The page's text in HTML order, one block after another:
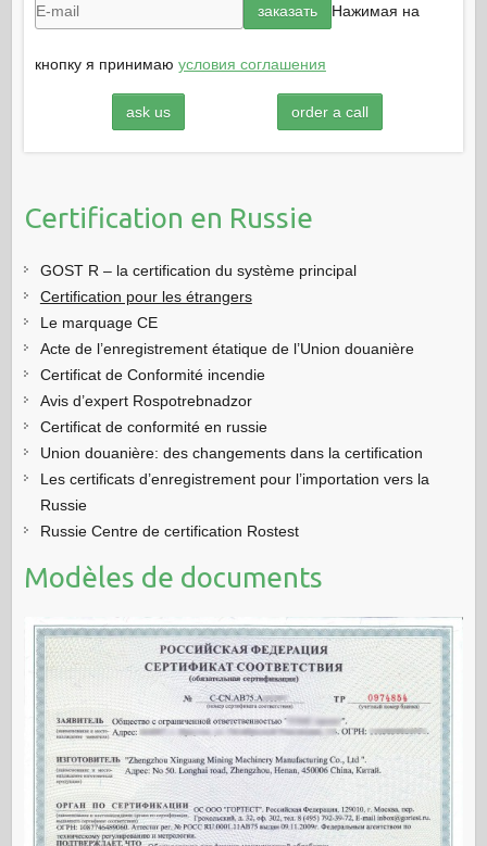
Нажимая на
кнопку я принимаю условия соглашения
ask us order a call
Certification en Russie
GOST R – la certification du système principal
Certification pour les étrangers
Le marquage CE
Acte de l’enregistrement étatique de l’Union douanière
Certificat de Conformité incendie
Avis d’expert Rospotrebnadzor
Certificat de conformité en russie
Union douanière: des changements dans la certification
Les certificats d’enregistrement pour l’importation vers la
Russie
Russie Centre de certification Rostest
Modèles de documents